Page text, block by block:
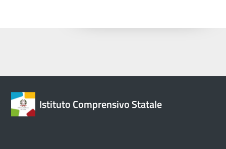
Istituto Comprensivo Statale